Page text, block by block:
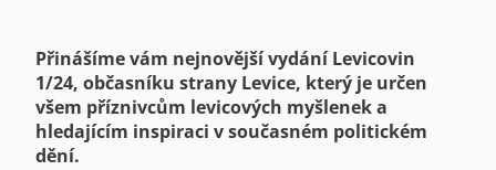
Přinášíme vám nejnovější vydání Levicovin
1/24, občasníku strany Levice, který je určen
všem příznivcům levicových myšlenek a
hledajícím inspiraci v současném politickém
dění.